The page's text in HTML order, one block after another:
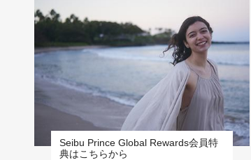
Seibu Prince Global Rewards会員特
典はこちらから